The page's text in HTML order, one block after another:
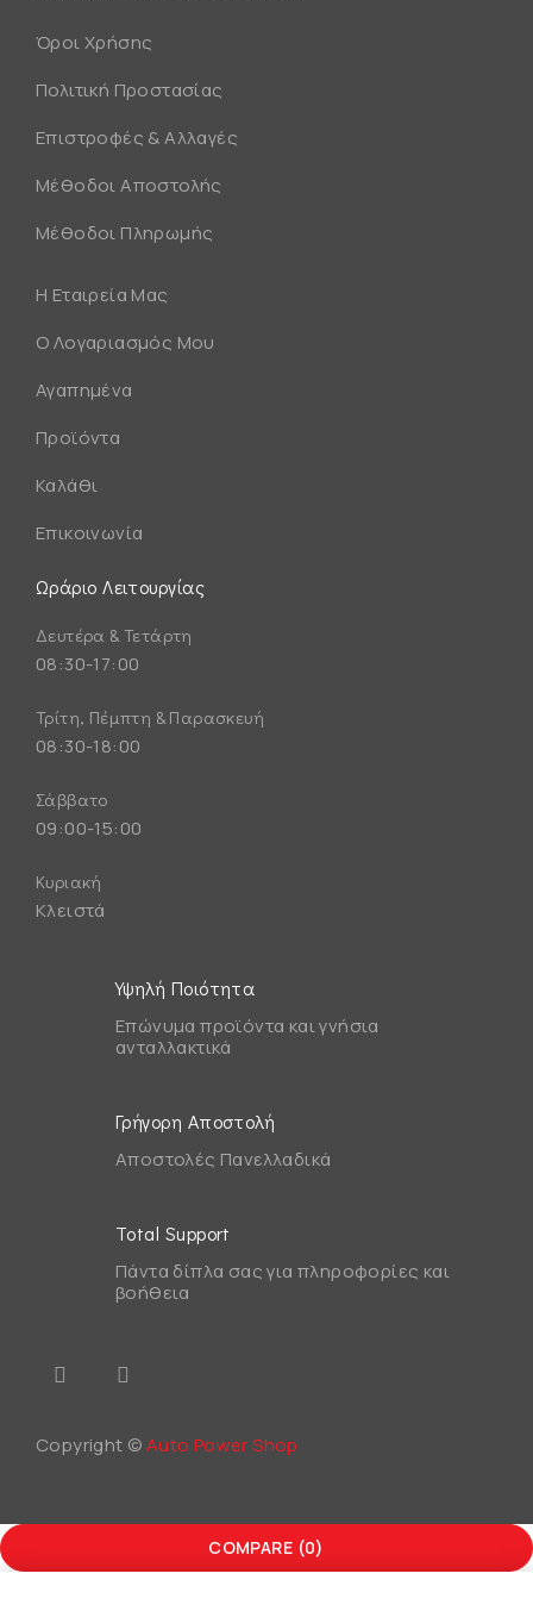
Όροι Χρήσης
Πολιτική Προστασίας
Επιστροφές & Αλλαγές
Μέθοδοι Αποστολής
Μέθοδοι Πληρωμής
Η Εταιρεία Μας
Ο Λογαριασμός Μου
Αγαπημένα
Προϊόντα
Καλάθι
Επικοινωνία
Ωράριο Λειτουργίας
Δευτέρα & Τετάρτη
08:30-17:00
Τρίτη, Πέμπτη & Παρασκευή
08:30-18:00
Σάββατο
09:00-15:00
Κυριακή
Κλειστά
Υψηλή Ποιότητα
Επώνυμα προϊόντα και γνήσια
ανταλλακτικά
Γρήγορη Αποστολή
Αποστολές Πανελλαδικά
Total Support
Πάντα δίπλα σας για πληροφορίες και
βοήθεια
Copyright ©Auto Power Shop
COMPARE (0)